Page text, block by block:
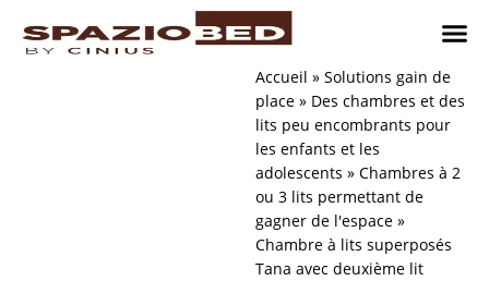
Accueil » Solutions gain de
place» Des chambres et des
lits peu encombrants pour
les enfants et les
adolescents » Chambres à 2
ou 3 lits permettant de
gagner de l'espace»
Chambre à lits superposés
Tana avec deuxième lit